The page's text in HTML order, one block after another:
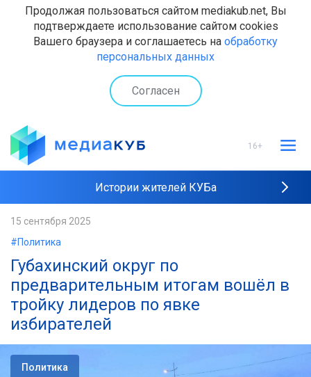
Продолжая пользоваться сайтом mediakub.net, Вы
подтверждаете использование сайтом cookies
Вашего браузера и соглашаетесь на обработку
персональных данных
Согласен
16+
Истории жителей КУБа
15 сентября 2025
#Политика
Губахинский округ по
предварительным итогам вошёл в
тройку лидеров по явке
избирателей
Политика